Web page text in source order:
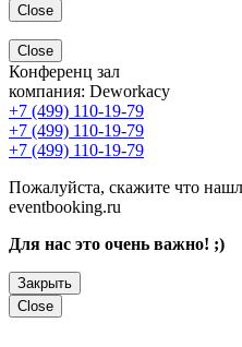
Close
Close
Конференц зал
компания: Deworkacy
+7 (499) 110-19-79
+7 (499) 110-19-79
+7 (499) 110-19-79
Пожалуйста, скажите что
eventbooking.ru
Для нас это очень важно! ;)
Закрыть
Close